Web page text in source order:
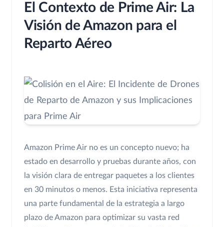
El Contexto de Prime Air: La
Visión de Amazon para el
Reparto Aéreo
Amazon Prime Air no es un concepto nuevo; ha
estado en desarrollo y pruebas durante años, con
la visión clara de entregar paquetes a los clientes
en 30 minutos o menos. Esta iniciativa representa
una parte fundamental de la estrategia a largo
plazo de Amazon para optimizar su vasta red